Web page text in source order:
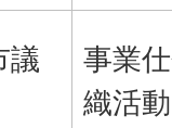
議
事業
織活